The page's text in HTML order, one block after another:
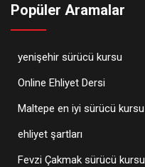
Popüler Aramalar
yenişehir sürücü kursu
Online Ehliyet Dersi
Maltepe en iyi sürücü kursu
ehliyet şartları
Fevzi Çakmak sürücü kursu